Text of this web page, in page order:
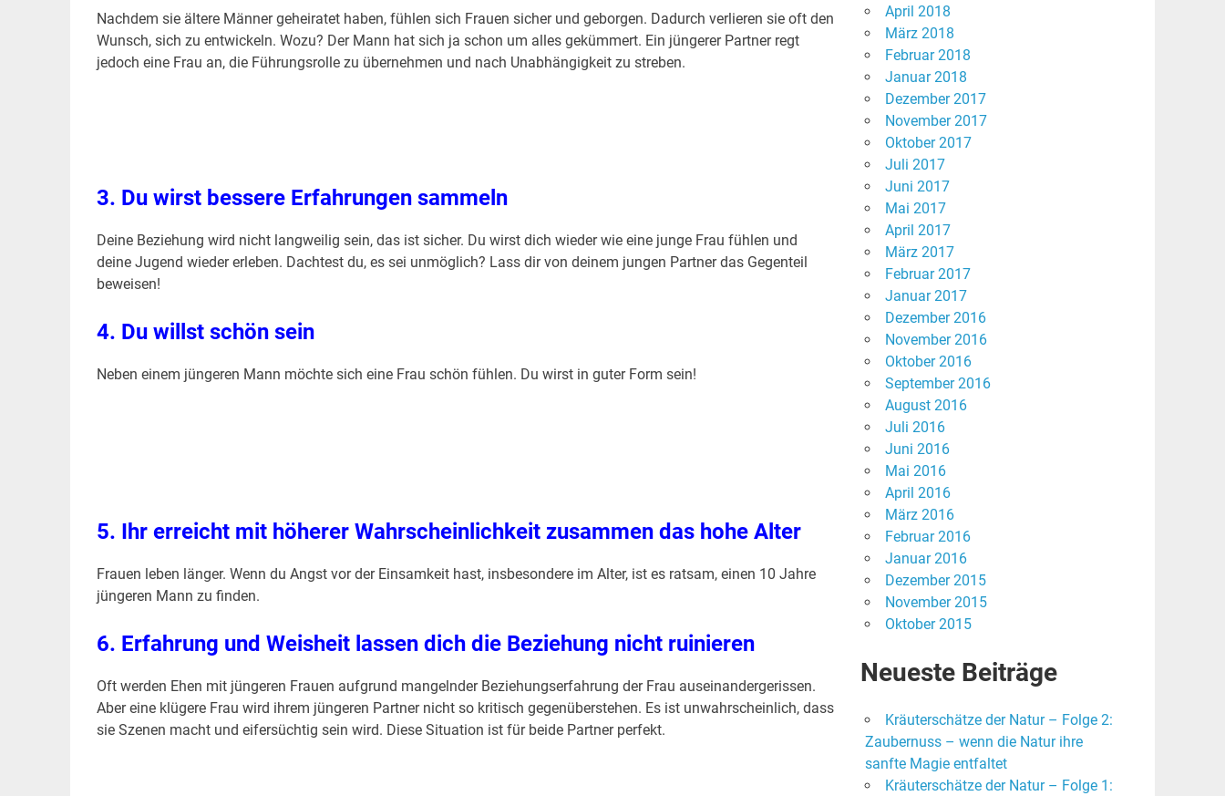
Nachdem sie ältere Männer geheiratet haben, fühlen sich Frauen sicher und geborgen. Dadurch verlieren sie oft den
Wunsch, sich zu entwickeln. Wozu? Der Mann hat sich ja schon um alles gekümmert. Ein jüngerer Partner regt
jedoch eine Frau an, die Führungsrolle zu übernehmen und nach Unabhängigkeit zu streben.
3. Du wirst bessere Erfahrungen sammeln
Deine Beziehung wird nicht langweilig sein, das ist sicher. Du wirst dich wieder wie eine junge Frau fühlen und
deine Jugend wieder erleben. Dachtest du, es sei unmöglich? Lass dir von deinem jungen Partner das Gegenteil
beweisen!
4. Du willst schön sein
Neben einem jüngeren Mann möchte sich eine Frau schön fühlen. Du wirst in guter Form sein!
5. Ihr erreicht mit höherer Wahrscheinlichkeit zusammen das hohe Alter
Frauen leben länger. Wenn du Angst vor der Einsamkeit hast, insbesondere im Alter, ist es ratsam, einen 10 Jahre
jüngeren Mann zu finden.
6. Erfahrung und Weisheit lassen dich die Beziehung nicht ruinieren
Oft werden Ehen mit jüngeren Frauen aufgrund mangelnder Beziehungserfahrung der Frau auseinandergerissen.
Aber eine klügere Frau wird ihrem jüngeren Partner nicht so kritisch gegenüberstehen. Es ist unwahrscheinlich, dass
sie Szenen macht und eifersüchtig sein wird. Diese Situation ist für beide Partner perfekt.
April 2018
März 2018
Februar 2018
Januar 2018
Dezember 2017
November 2017
Oktober 2017
Juli 2017
Juni 2017
Mai 2017
April 2017
März 2017
Februar 2017
Januar 2017
Dezember 2016
November 2016
Oktober 2016
September 2016
August 2016
Juli 2016
Juni 2016
Mai 2016
April 2016
März 2016
Februar 2016
Januar 2016
Dezember 2015
November 2015
Oktober 2015
Neueste Beiträge
Kräuterschätze der Natur – Folge 2:
Zaubernuss – wenn die Natur ihre
sanfte Magie entfaltet
Kräuterschätze der Natur – Folge 1: